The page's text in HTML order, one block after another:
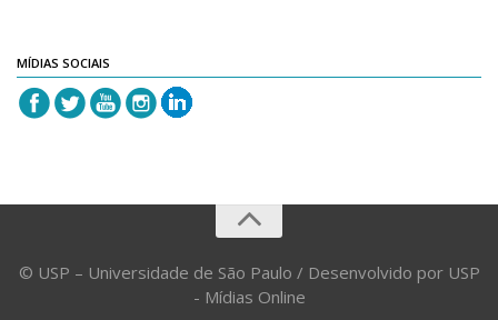
MÍDIAS SOCIAIS
© USP – Universidade de São Paulo / Desenvolvido por USP
- Mídias Online